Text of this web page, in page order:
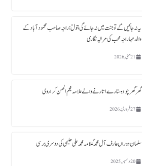
یہ نہ جائیں گے تو جنت میں نہ جائے گی بتولؑ: راجہ صاحب محمود آباد کے
والد مہاراجہ محب کی مرثیہ نگاری
21 مئی, 2026
گھر گھر چودہ ستارے اتارنے والے علامہ نجم الحسن کراروی
27 فروری, 2026
سلمان دوراں عارف آل محمدؐ علامہ محمد علی حلیمی کی دوسری برسی
20 دسمبر, 2025